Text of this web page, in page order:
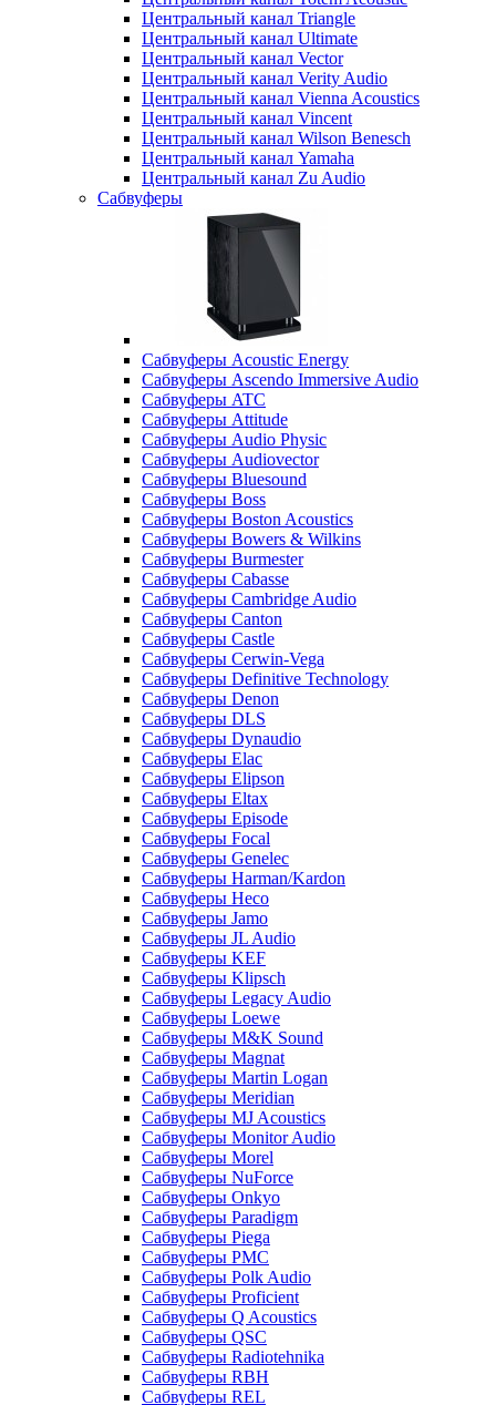
Центральный канал Triangle
Центральный канал Ultimate
Центральный канал Vector
Центральный канал Verity Audio
Центральный канал Vienna Acoustics
Центральный канал Vincent
Центральный канал Wilson Benesch
Центральный канал Yamaha
Центральный канал Zu Audio
Сабвуферы
Сабвуферы Acoustic Energy
Сабвуферы Ascendo Immersive Audio
Сабвуферы ATC
Сабвуферы Attitude
Сабвуферы Audio Physic
Сабвуферы Audiovector
Сабвуферы Bluesound
Сабвуферы Boss
Сабвуферы Boston Acoustics
Сабвуферы Bowers & Wilkins
Сабвуферы Burmester
Сабвуферы Cabasse
Сабвуферы Cambridge Audio
Сабвуферы Canton
Сабвуферы Castle
Сабвуферы Cerwin-Vega
Сабвуферы Definitive Technology
Сабвуферы Denon
Сабвуферы DLS
Сабвуферы Dynaudio
Сабвуферы Elac
Сабвуферы Elipson
Сабвуферы Eltax
Сабвуферы Episode
Сабвуферы Focal
Сабвуферы Genelec
Сабвуферы Harman/Kardon
Сабвуферы Heco
Сабвуферы Jamo
Сабвуферы JL Audio
Сабвуферы KEF
Сабвуферы Klipsch
Сабвуферы Legacy Audio
Сабвуферы Loewe
Сабвуферы M&K Sound
Сабвуферы Magnat
Сабвуферы Martin Logan
Сабвуферы Meridian
Сабвуферы MJ Acoustics
Сабвуферы Monitor Audio
Сабвуферы Morel
Сабвуферы NuForce
Сабвуферы Onkyo
Сабвуферы Paradigm
Сабвуферы Piega
Сабвуферы PMC
Сабвуферы Polk Audio
Сабвуферы Proficient
Сабвуферы Q Acoustics
Сабвуферы QSC
Сабвуферы Radiotehnika
Сабвуферы RBH
Сабвуферы REL